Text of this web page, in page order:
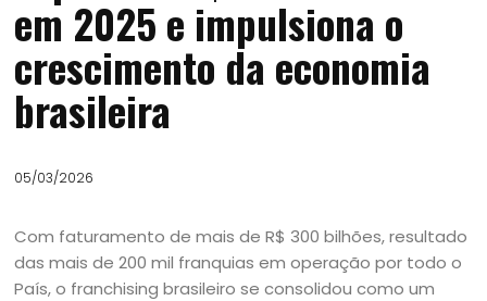
em 2025 e impulsiona o
crescimento da economia
brasileira
05/03/2026
Com faturamento de mais de R$ 300 bilhões, resultado
das mais de 200 mil franquias em operação por todo o
País, o franchising brasileiro se consolidou como um